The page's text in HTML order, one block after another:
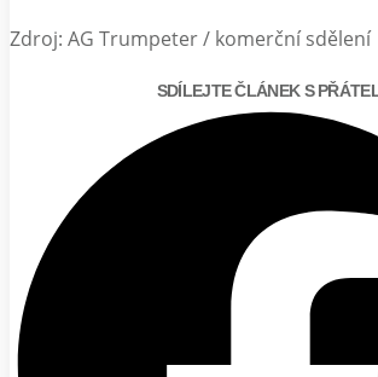
Zdroj: AG Trumpeter / komerční sdělení
SDÍLEJTE ČLÁNEK S